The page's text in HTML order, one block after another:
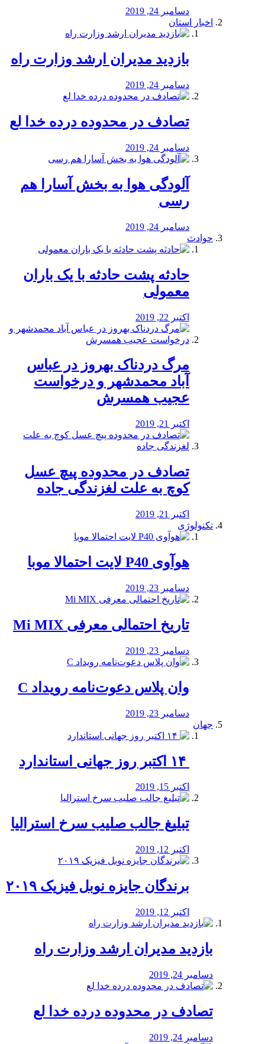
دسامبر 24, 2019
اخبار استان
بازدید مدیران ارشد وزارت راه
دسامبر 24, 2019
تصادف در محدوده درده خدا لع
دسامبر 24, 2019
آلودگی هوا به بخش آسارا هم
رسی
دسامبر 24, 2019
حوادث
️حادثه پشت حادثه با یک باران
معمولی
اکتبر 22, 2019
مرگ دردناک بهروز در عباس
آباد محمدشهر و درخواست
عجیب همسرش
اکتبر 21, 2019
تصادف در محدوده پیچ عسل
کوچ به علت لغزندگی جاده
اکتبر 21, 2019
تکنولوژی
هوآوی P40 لایت احتمالا موبا
دسامبر 23, 2019
تاریخ احتمالی معرفی Mi MIX
دسامبر 23, 2019
وان پلاس دعوت‌نامه رویداد C
دسامبر 23, 2019
جهان
اکتبر 15, 2019
تبلیغ جالب صلیب سرخ استرالیا
اکتبر 12, 2019
برندگان جایزه نوبل فیزیک ۲۰۱۹
اکتبر 12, 2019
بازدید مدیران ارشد وزارت راه
دسامبر 24, 2019
تصادف در محدوده درده خدا لع
دسامبر 24, 2019